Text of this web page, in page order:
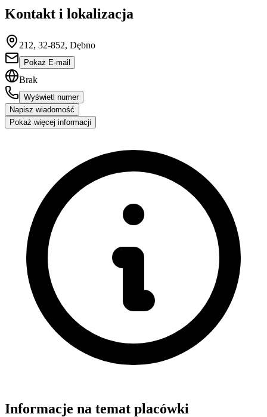
Kontakt i lokalizacja
212, 32-852, Dębno
Pokaż E-mail
Brak
Wyświetl numer
Napisz wiadomość
Pokaż więcej informacji
Informacje na temat placówki